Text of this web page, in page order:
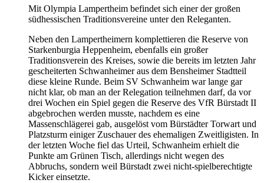
Mit Olympia Lampertheim befindet sich einer der großen
südhessischen Traditionsvereine unter den Releganten.
Neben den Lampertheimern komplettieren die Reserve von
Starkenburgia Heppenheim, ebenfalls ein großer
Traditionsverein des Kreises, sowie die bereits im letzten Jahr
gescheiterten Schwanheimer aus dem Bensheimer Stadtteil
diese kleine Runde. Beim SV Schwanheim war lange gar
nicht klar, ob man an der Relegation teilnehmen darf, da vor
drei Wochen ein Spiel gegen die Reserve des VfR Bürstadt II
abgebrochen werden musste, nachdem es eine
Massenschlägerei gab, ausgelöst vom Bürstädter Torwart und
Platzsturm einiger Zuschauer des ehemaligen Zweitligisten. In
der letzten Woche fiel das Urteil, Schwanheim erhielt die
Punkte am Grünen Tisch, allerdings nicht wegen des
Abbruchs, sondern weil Bürstadt zwei nicht-spielberechtigte
Kicker einsetzte.